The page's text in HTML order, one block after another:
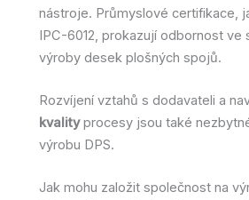
nástroje. Průmyslové certifikace,
IPC-6012, prokazují odbornost ve
výroby desek plošných spojů.
Rozvíjení vztahů s dodavateli a
kvalityprocesy jsou také
výrobu DPS.
Jak mohu založit společnost na